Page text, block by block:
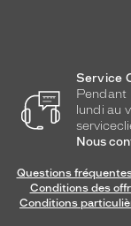
Service
Pendant
lundi au
Nous
Questions
Conditions des
Conditions